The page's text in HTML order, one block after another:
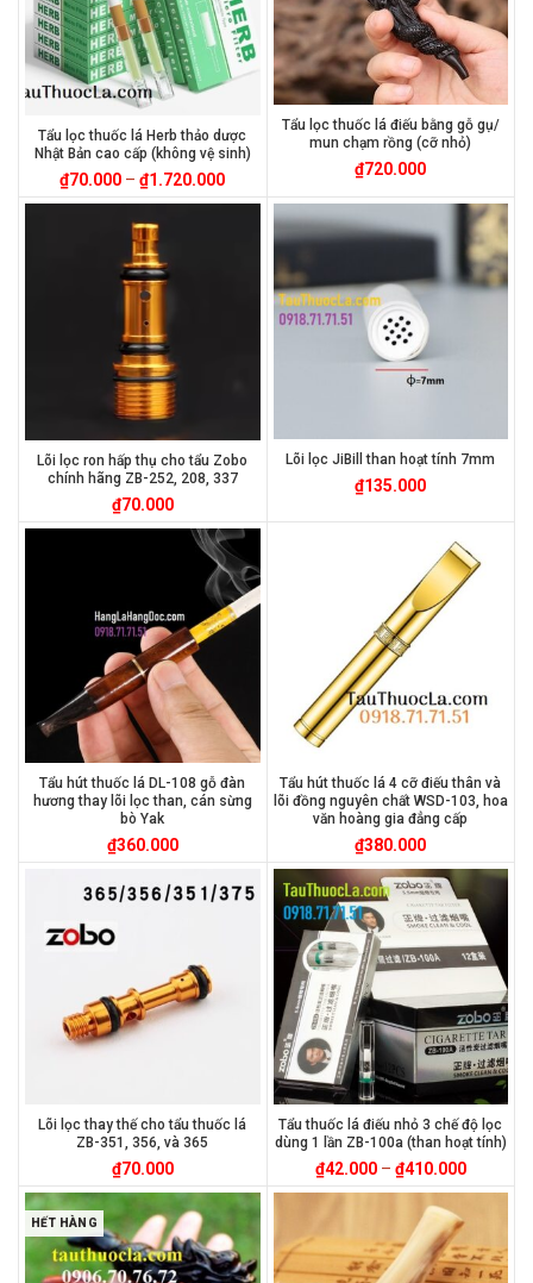
Tẩu lọc thuốc lá Herb thảo dược
Nhật Bản cao cấp (không vệ sinh)
₫70.000 –₫1.720.000
Tẩu lọc thuốc lá điếu bằng gỗ gụ/
mun chạm rồng (cỡ nhỏ)
₫720.000
Lõi lọc ron hấp thụ cho tẩu Zobo
chính hãng ZB-252, 208, 337
₫70.000
Lõi lọc JiBill than hoạt tính 7mm
₫135.000
Tẩu hút thuốc lá DL-108 gỗ đàn
hương thay lõi lọc than, cán sừng
bò Yak
₫360.000
Tẩu hút thuốc lá 4 cỡ điếu thân và
lõi đồng nguyên chất WSD-103, hoa
văn hoàng gia đẳng cấp
₫380.000
Lõi lọc thay thế cho tẩu thuốc lá
ZB-351, 356, và 365
₫70.000
Tẩu thuốc lá điếu nhỏ 3 chế độ lọc
dùng 1 lần ZB-100a (than hoạt tính)
₫42.000– ₫410.000
HẾT HÀNG